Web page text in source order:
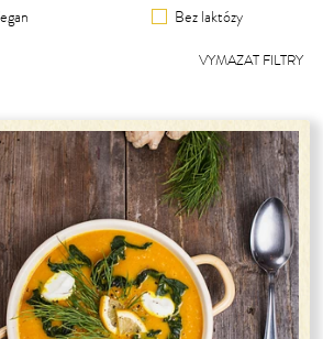
Bez laktózy
VYMAZAT FILTRY